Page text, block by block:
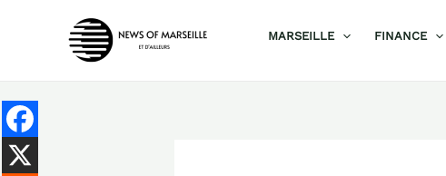
MARSEILLE FINANCE